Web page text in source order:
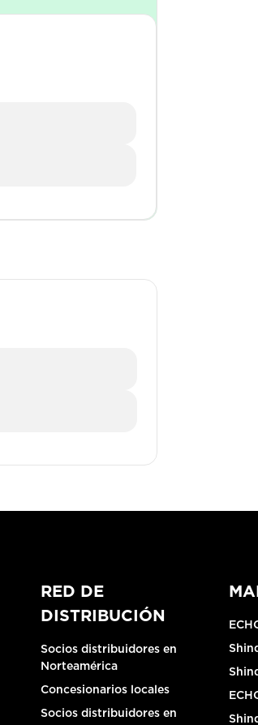
RED DE
DISTRIBUCIÓN
Socios distribuidores en
Norteamérica
Concesionarios locales
Socios distribuidores en